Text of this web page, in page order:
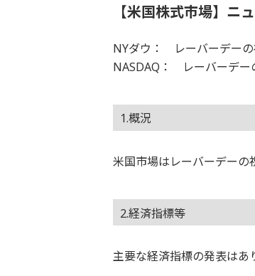
【米国株式市場】ニ
NYダウ： レーバーデーの
NASDAQ： レーバーデー
1.概況
米国市場はレーバーデーの
2.経済指標等
主要な経済指標の発表はあ